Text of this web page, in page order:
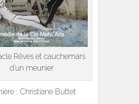
Rêves et cauchemars
d’un meunier
: Christiane Buttet